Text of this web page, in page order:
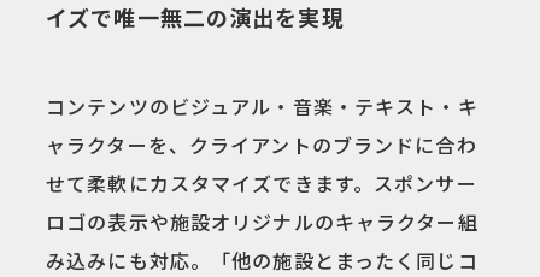
イズで唯一無二の演出を実現
コンテンツのビジュアル・音楽・テキスト・キ
ャラクターを、クライアントのブランドに合わ
せて柔軟にカスタマイズできます。スポンサー
ロゴの表示や施設オリジナルのキャラクター組
み込みにも対応。「他の施設とまったく同じコ